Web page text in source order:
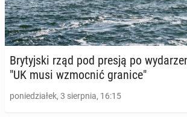
Bry­tyj­ski rząd pod presją po
"UK musi wzmoc­nić granice"
poniedziałek, 3 sierpnia, 16:15